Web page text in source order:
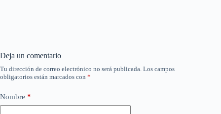
Deja un comentario
Tu dirección de correo electrónico no será publicada. Los campos
obligatorios están marcados con *
Nombre *